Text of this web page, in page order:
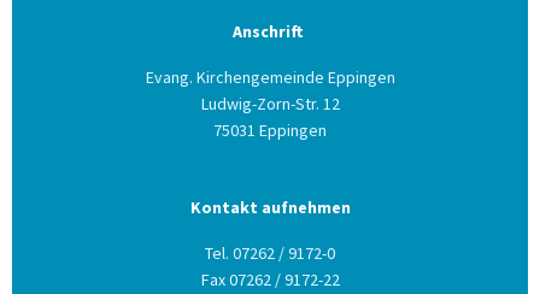
Anschrift
Evang. Kirchengemeinde Eppingen
Ludwig-Zorn-Str. 12
75031 Eppingen
Kontakt aufnehmen
Tel. 07262 / 9172-0
Fax 07262 / 9172-22